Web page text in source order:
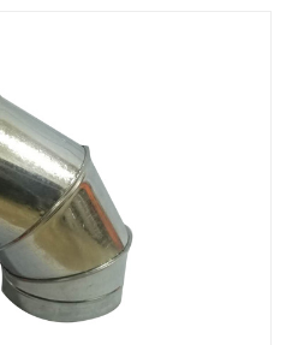
镁质防火风管
通风管道
消防风机
镀锌矩形风管